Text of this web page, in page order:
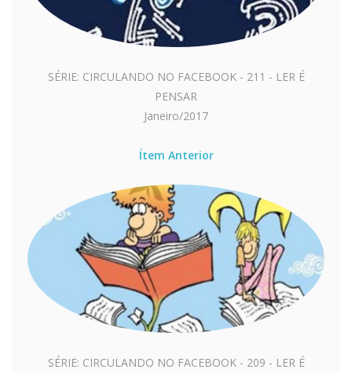
SÉRIE: CIRCULANDO NO FACEBOOK - 211 - LER É
PENSAR
Janeiro/2017
Ítem Anterior
SÉRIE: CIRCULANDO NO FACEBOOK - 209 - LER É